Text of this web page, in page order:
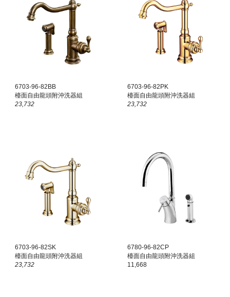
6703-96-82 BB
檯面自由龍頭附沖洗器組
23,732
6703-96-82 PK
檯面自由龍頭附沖洗器組
23,732
6703-96-82SK
檯面自由龍頭附沖洗器組
23,732
6780-96-82CP
檯面自由龍頭附沖洗器組
11,668